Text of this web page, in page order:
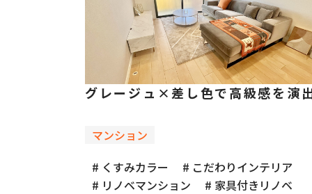
グレージュ×差し色で高級感を演
マンション
# くすみカラー
# こだわりインテリア
# リノベマンション
# 家具付きリノベ